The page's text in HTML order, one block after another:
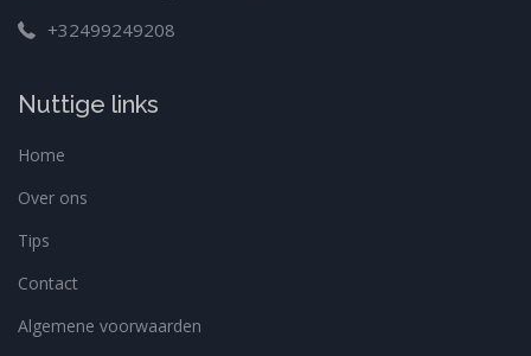
+32499249208
Nuttige links
Home
Over ons
Tips
Contact
Algemene voorwaarden